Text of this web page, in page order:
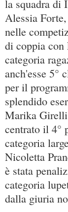
la squadra di
Alessia
nelle
di coppia
categoria
anch'esse 5°
per il
splendido
Marika
centrato il 4°
categoria
Nicoletta
è stata
categoria
dalla giuria